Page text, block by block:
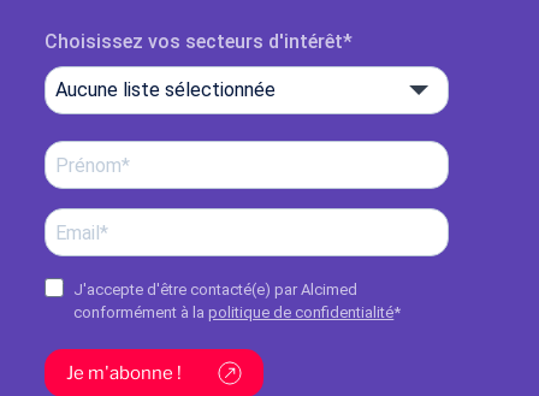
Choisissez vos secteurs d'intérêt
Aucune liste sélectionnée
J'accepte d'être contacté(e) par Alcimed
conformément à la politique de confidentialité*
Je m'abonne !